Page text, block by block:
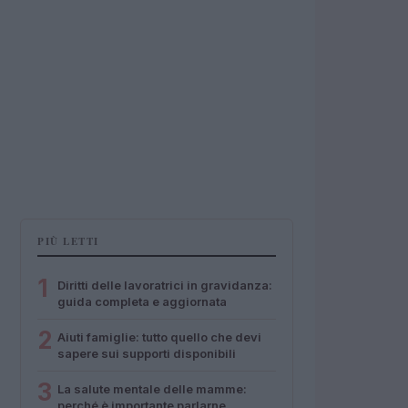
PIÙ LETTI
1
Diritti delle lavoratrici in gravidanza:
guida completa e aggiornata
2 Aiuti famiglie: tutto quello che devi
sapere sui supporti disponibili
3 La salute mentale delle mamme: